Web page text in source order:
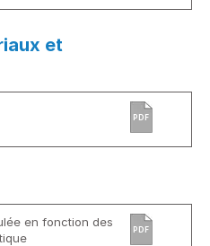
et
PDF
en fonction des
PDF